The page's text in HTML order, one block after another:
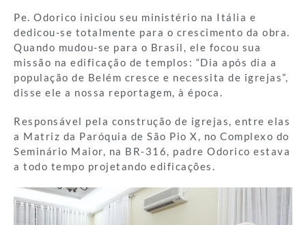
Pe. Odorico iniciou seu ministério na Itália e
dedicou-se totalmente para o crescimento da obra.
Quando mudou-se para o Brasil, ele focou sua
missão na edificação de templos: “Dia após dia a
população de Belém cresce e necessita de igrejas”,
disse ele a nossa reportagem, à época.
Responsável pela construção de igrejas, entre elas
a Matriz da Paróquia de São Pio X, no Complexo do
Seminário Maior, na BR-316, padre Odorico estava
a todo tempo projetando edificações.